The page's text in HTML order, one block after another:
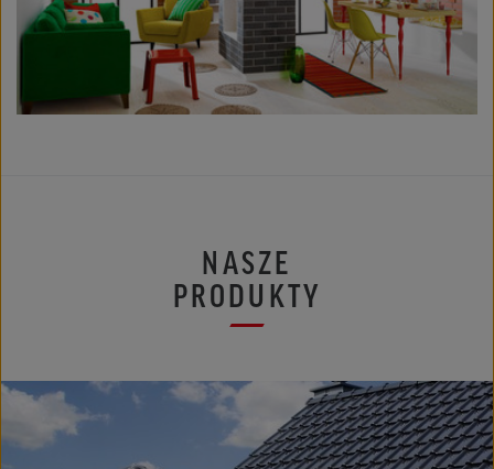
NASZE
PRODUKTY